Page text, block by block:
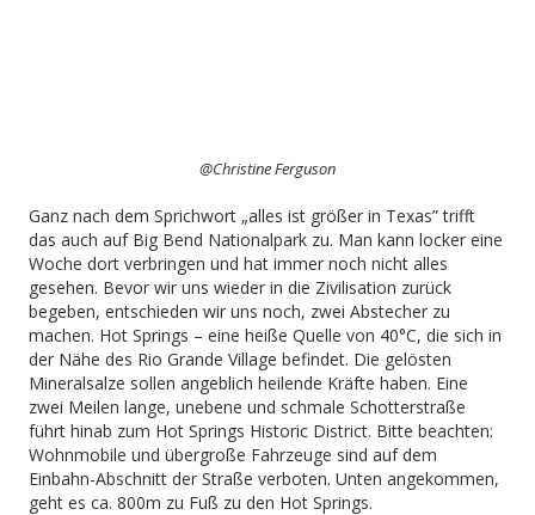
@Christine Ferguson
Ganz nach dem Sprichwort „alles ist größer in Texas” trifft
das auch auf Big Bend Nationalpark zu. Man kann locker eine
Woche dort verbringen und hat immer noch nicht alles
gesehen. Bevor wir uns wieder in die Zivilisation zurück
begeben, entschieden wir uns noch, zwei Abstecher zu
machen. Hot Springs – eine heiße Quelle von 40°C, die sich in
der Nähe des Rio Grande Village befindet. Die gelösten
Mineralsalze sollen angeblich heilende Kräfte haben. Eine
zwei Meilen lange, unebene und schmale Schotterstraße
führt hinab zum Hot Springs Historic District. Bitte beachten:
Wohnmobile und übergroße Fahrzeuge sind auf dem
Einbahn-Abschnitt der Straße verboten. Unten angekommen,
geht es ca. 800m zu Fuß zu den Hot Springs.